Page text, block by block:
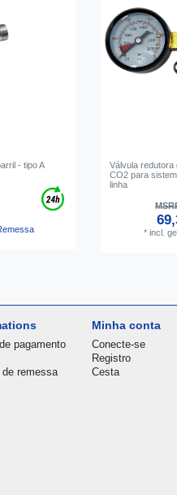
- tipo A
Válvula
CO2 para
linha
* incl.
pagamento
remessa
Minha conta
Conecte-se
Registro
Cesta